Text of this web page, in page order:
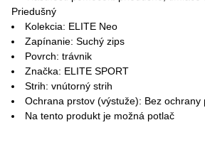
Priedušný
Kolekcia: ELITE Neo
Zapínanie: Suchý zips
Povrch: trávnik
Značka: ELITE SPORT
Strih: vnútorný strih
Ochrana prstov (výstuže): Bez ochrany
Na tento produkt je možná potlač